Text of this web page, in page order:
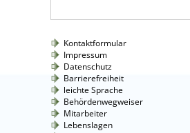
Kontaktformular
Impressum
Datenschutz
Barrierefreiheit
leichte Sprache
Behördenwegweiser
Mitarbeiter
Lebenslagen